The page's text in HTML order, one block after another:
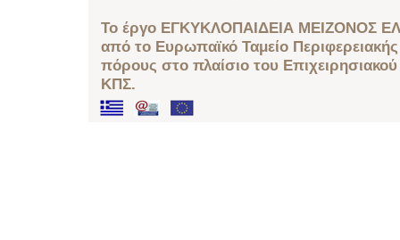
Το έργο ΕΓΚΥΚΛΟΠΑΙΔΕΙΑ ΜΕΙΖΟΝΟΣ
από το Ευρωπαϊκό Ταμείο
πόρους στο πλαίσιο του
ΚΠΣ.